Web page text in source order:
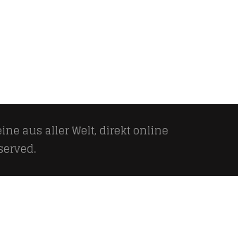
aus aller Welt, direkt online